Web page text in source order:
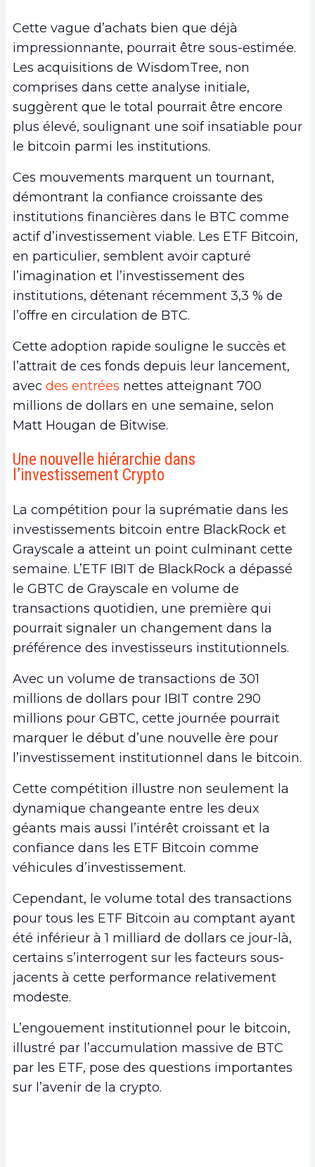
Cette vague d’achats bien que déjà
impressionnante, pourrait être sous-estimée.
Les acquisitions de WisdomTree, non
comprises dans cette analyse initiale,
suggèrent que le total pourrait être encore
plus élevé, soulignant une soif insatiable pour
le bitcoin parmi les institutions.
Ces mouvements marquent un tournant,
démontrant la confiance croissante des
institutions financières dans le BTC comme
actif d’investissement viable. Les ETF Bitcoin,
en particulier, semblent avoir capturé
l’imagination et l’investissement des
institutions, détenant récemment 3,3 % de
l’offre en circulation de BTC.
Cette adoption rapide souligne le succès et
l’attrait de ces fonds depuis leur lancement,
avec des entrées nettes atteignant 700
millions de dollars en une semaine, selon
Matt Hougan de Bitwise.
Une nouvelle hiérarchie dans
l’investissement Crypto
La compétition pour la suprématie dans les
investissements bitcoin entre BlackRock et
Grayscale a atteint un point culminant cette
semaine. L’ETF IBIT de BlackRock a dépassé
le GBTC de Grayscale en volume de
transactions quotidien, une première qui
pourrait signaler un changement dans la
préférence des investisseurs institutionnels.
Avec un volume de transactions de 301
millions de dollars pour IBIT contre 290
millions pour GBTC, cette journée pourrait
marquer le début d’une nouvelle ère pour
l’investissement institutionnel dans le bitcoin.
Cette compétition illustre non seulement la
dynamique changeante entre les deux
géants mais aussi l’intérêt croissant et la
confiance dans les ETF Bitcoin comme
véhicules d’investissement.
Cependant, le volume total des transactions
pour tous les ETF Bitcoin au comptant ayant
été inférieur à 1 milliard de dollars ce jour-là,
certains s’interrogent sur les facteurs sous-
jacents à cette performance relativement
modeste.
L’engouement institutionnel pour le bitcoin,
illustré par l’accumulation massive de BTC
par les ETF, pose des questions importantes
sur l’avenir de la crypto.